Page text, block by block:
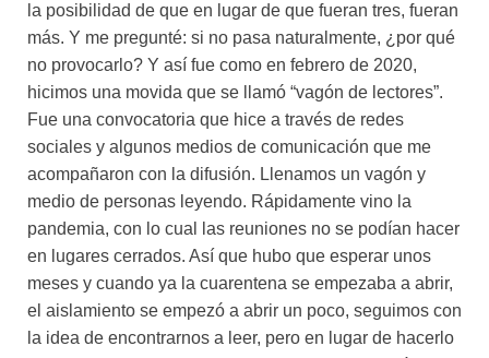
la posibilidad de que en lugar de que fueran tres, fueran
más. Y me pregunté: si no pasa naturalmente, ¿por qué
no provocarlo? Y así fue como en febrero de 2020,
hicimos una movida que se llamó “vagón de lectores”.
Fue una convocatoria que hice a través de redes
sociales y algunos medios de comunicación que me
acompañaron con la difusión. Llenamos un vagón y
medio de personas leyendo. Rápidamente vino la
pandemia, con lo cual las reuniones no se podían hacer
en lugares cerrados. Así que hubo que esperar unos
meses y cuando ya la cuarentena se empezaba a abrir,
el aislamiento se empezó a abrir un poco, seguimos con
la idea de encontrarnos a leer, pero en lugar de hacerlo